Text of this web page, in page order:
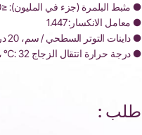
● مثبط البلمرة (جزء في المليون): ≤300
● معامل الانكسار: 1.447
● داينات التوتر السطحي / سم، 20 درجة مئوية: 30.6
● درجة حرارة انتقال الزجاج Tg، ℃: 32
طلب :